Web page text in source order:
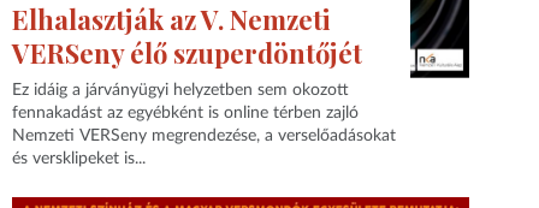
Elhalasztják az V. Nemzeti
VERSeny élő szuperdöntőjét
Ez idáig a járványügyi helyzetben sem okozott
fennakadást az egyébként is online térben zajló
Nemzeti VERSeny megrendezése, a verselőadásokat
és versklipeket is...